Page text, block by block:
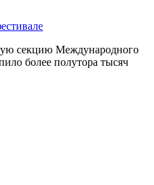
секцию Международного
более полутора тысяч